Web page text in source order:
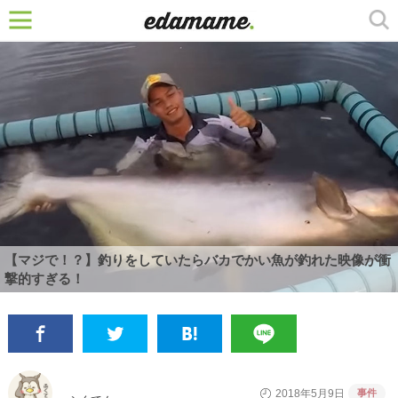
【マジで！？】釣りをしていたらバカでかい魚が釣れた映像が衝
撃的すぎる！
2018年5月9日 事件